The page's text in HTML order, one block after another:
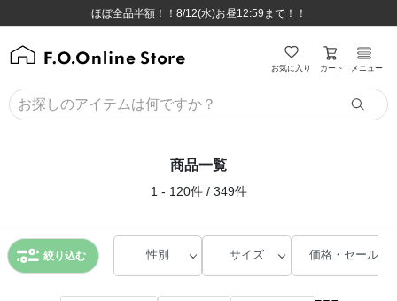
8,800円(税込)以上のお買い物で送料無料♪
ほぼ全品半額！！8/12(水)お昼12:59まで！！
8,800円(税込)以上のお買い物で送料無料♪
ほぼ全品半額！！8/12(水)お昼12:59まで！！
お気に入り カート メニュー
商品一覧
1 - 120件 / 349件
絞り込む 性別 サイズ 価格・セール